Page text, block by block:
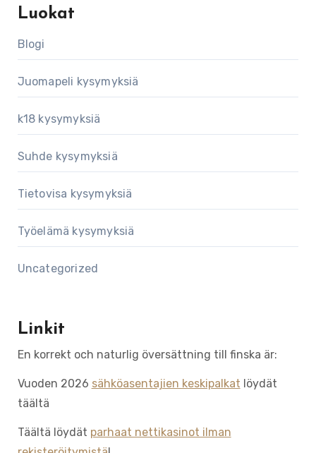
Luokat
Blogi
Juomapeli kysymyksiä
k18 kysymyksiä
Suhde kysymyksiä
Tietovisa kysymyksiä
Työelämä kysymyksiä
Uncategorized
Linkit
En korrekt och naturlig översättning till finska är:
Vuoden 2026 sähköasentajien keskipalkat löydät
täältä
Täältä löydät parhaat nettikasinot ilman